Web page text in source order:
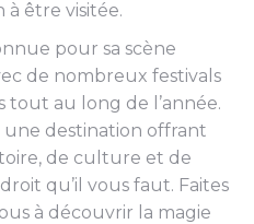
à être visitée.
pour sa scène
de nombreux festivals
tout au long de l’année.
une destination offrant
de culture et de
qu’il vous faut. Faites
à découvrir la magie